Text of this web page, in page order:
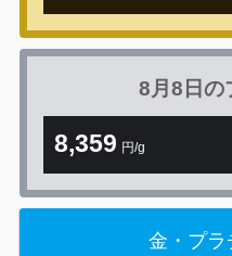
8月8日の
8,359 円/g
金・プラ